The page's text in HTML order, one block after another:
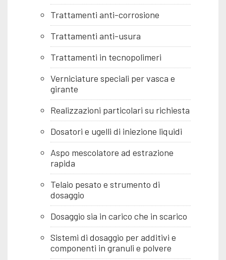
Trattamenti anti-corrosione
Trattamenti anti-usura
Trattamenti in tecnopolimeri
Verniciature speciali per vasca e
girante
Realizzazioni particolari su richiesta
Dosatori e ugelli di iniezione liquidi
Aspo mescolatore ad estrazione
rapida
Telaio pesato e strumento di
dosaggio
Dosaggio sia in carico che in scarico
Sistemi di dosaggio per additivi e
componenti in granuli e polvere